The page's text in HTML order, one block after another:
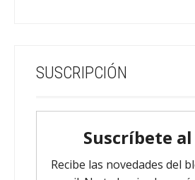
SUSCRIPCIÓN